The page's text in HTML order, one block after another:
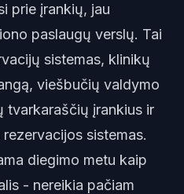
prie įrankių, jau
paslaugų verslų. Tai
sistemas, klinikų
viešbučių valdymo
tvarkaraščių įrankius ir
sistemas.
diegimo metu kaip
- nereikia pačiam